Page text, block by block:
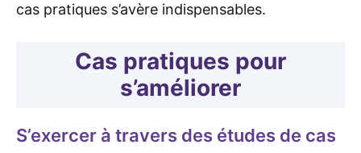
cas pratiques s’avère indispensables.
Cas pratiques pour
s’améliorer
S’exercer à travers des études de cas